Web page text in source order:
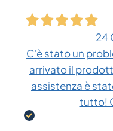
24
C'è stato un
arrivato il
assistenza è
tutto!